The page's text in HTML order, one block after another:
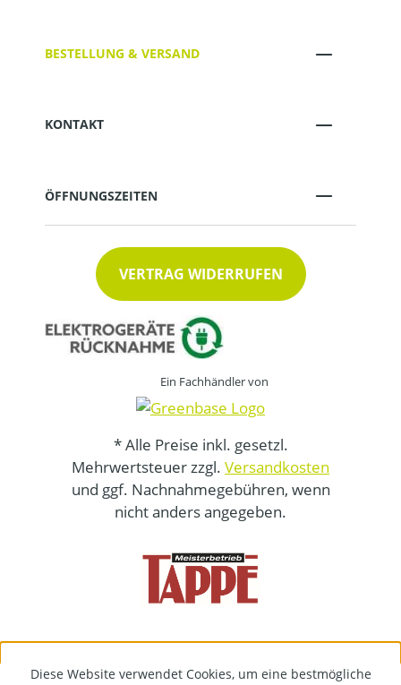
BESTELLUNG & VERSAND
KONTAKT
ÖFFNUNGSZEITEN
VERTRAG WIDERRUFEN
Ein Fachhändler von
* Alle Preise inkl. gesetzl.
Mehrwertsteuer zzgl. Versandkosten
und ggf. Nachnahmegebühren, wenn
nicht anders angegeben.
Diese Website verwendet Cookies, um eine bestmögliche